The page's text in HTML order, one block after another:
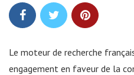
Le moteur de recherche
engagement en faveur de la